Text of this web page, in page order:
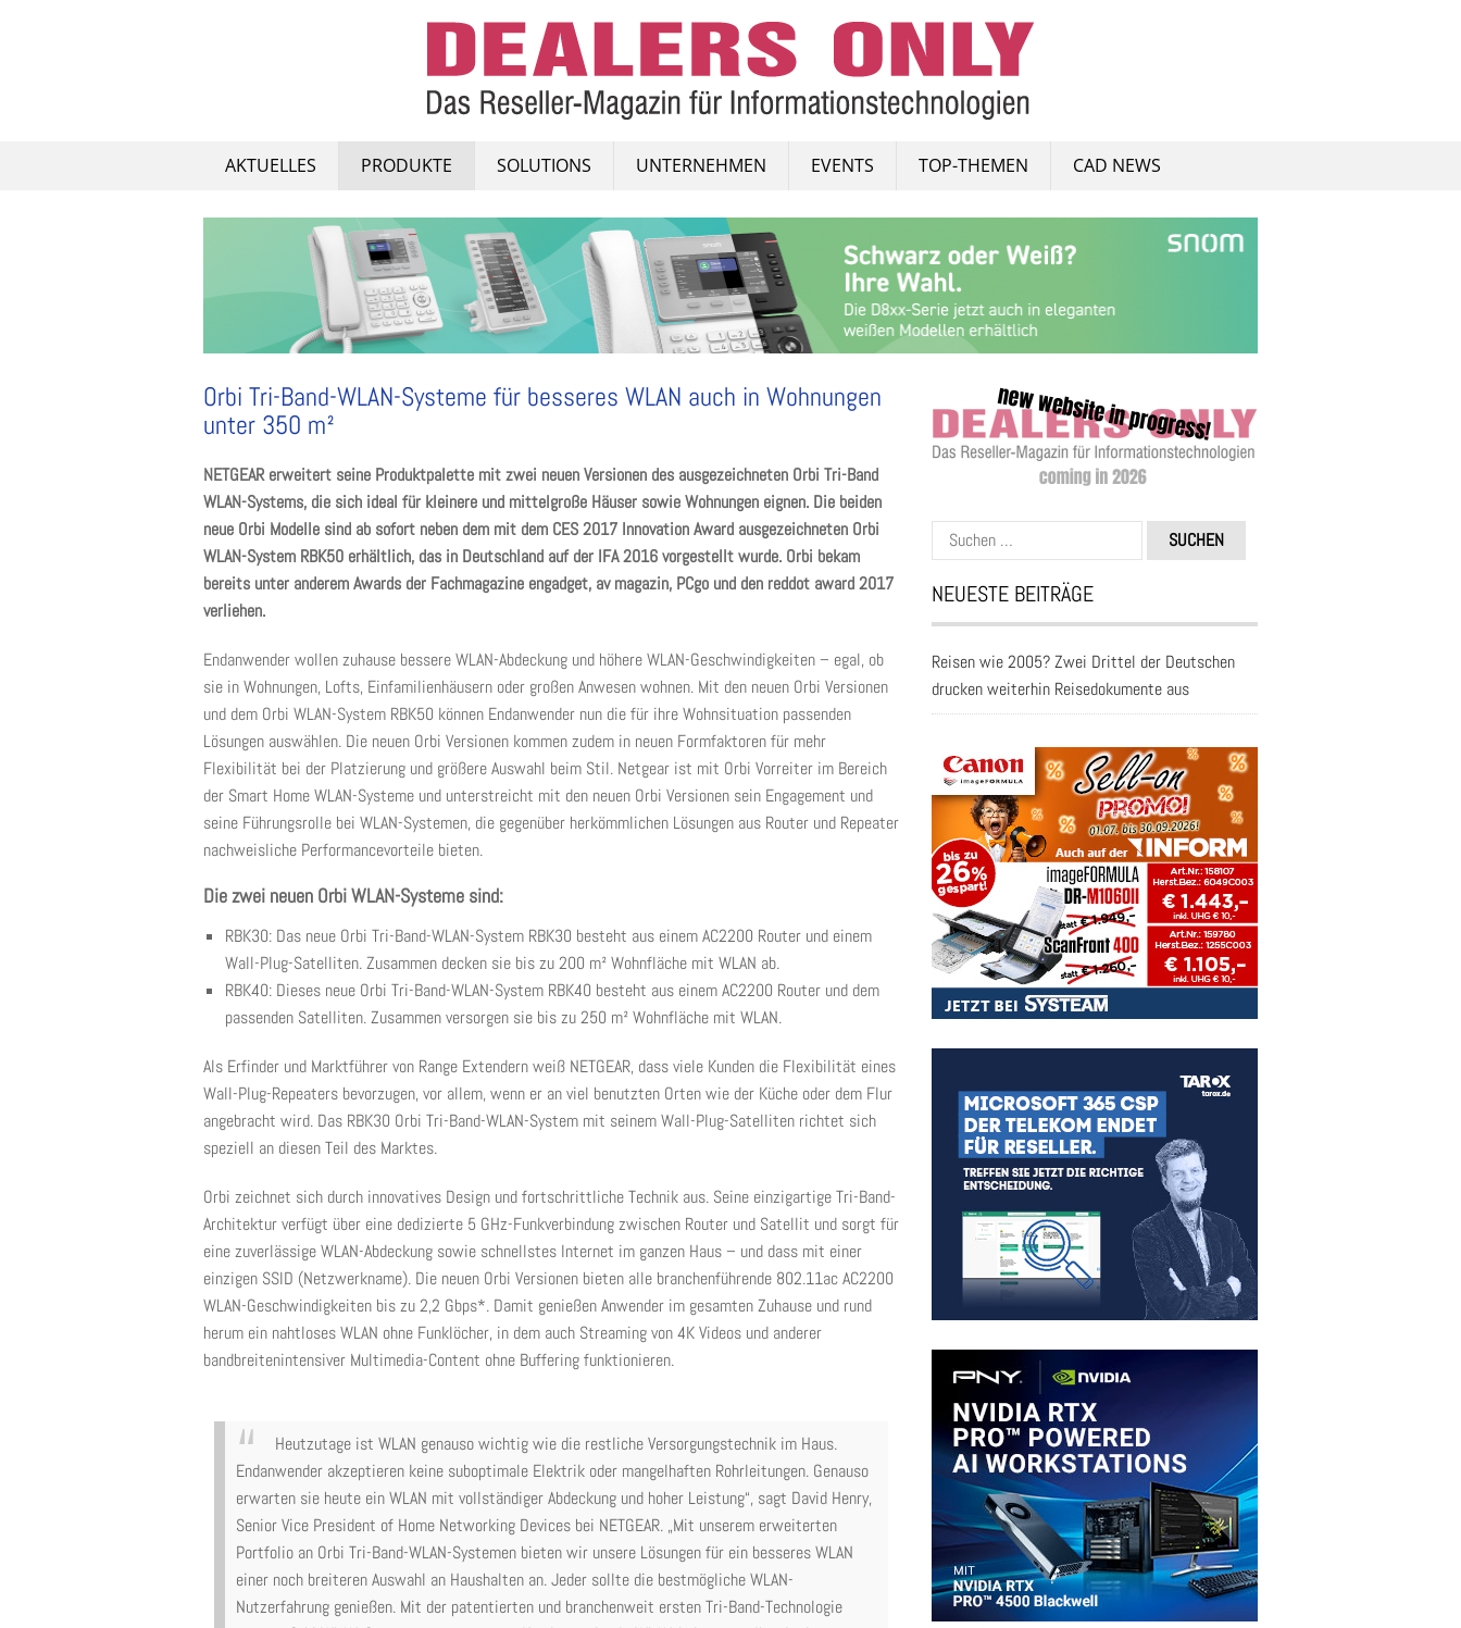
AKTUELLES PRODUKTE SOLUTIONS UNTERNEHMEN EVENTS TOP-THEMEN CAD NEWS
Orbi Tri-Band-WLAN-Systeme für besseres WLAN auch in Wohnungen
unter 350 m²
NETGEAR erweitert seine Produktpalette mit zwei neuen Versionen des ausgezeichneten Orbi Tri-Band
WLAN-Systems, die sich ideal für kleinere und mittelgroße Häuser sowie Wohnungen eignen. Die beiden
neue Orbi Modelle sind ab sofort neben dem mit dem CES 2017 Innovation Award ausgezeichneten Orbi
WLAN-System RBK50 erhältlich, das in Deutschland auf der IFA 2016 vorgestellt wurde. Orbi bekam
bereits unter anderem Awards der Fachmagazine engadget, av magazin, PCgo und den reddot award 2017
verliehen.
Endanwender wollen zuhause bessere WLAN-Abdeckung und höhere WLAN-Geschwindigkeiten – egal, ob
sie in Wohnungen, Lofts, Einfamilienhäusern oder großen Anwesen wohnen. Mit den neuen Orbi Versionen
und dem Orbi WLAN-System RBK50 können Endanwender nun die für ihre Wohnsituation passenden
Lösungen auswählen. Die neuen Orbi Versionen kommen zudem in neuen Formfaktoren für mehr
Flexibilität bei der Platzierung und größere Auswahl beim Stil. Netgear ist mit Orbi Vorreiter im Bereich
der Smart Home WLAN-Systeme und unterstreicht mit den neuen Orbi Versionen sein Engagement und
seine Führungsrolle bei WLAN-Systemen, die gegenüber herkömmlichen Lösungen aus Router und Repeater
nachweisliche Performancevorteile bieten.
Die zwei neuen Orbi WLAN-Systeme sind:
RBK30: Das neue Orbi Tri-Band-WLAN-System RBK30 besteht aus einem AC2200 Router und einem
Wall-Plug-Satelliten. Zusammen decken sie bis zu 200 m² Wohnfläche mit WLAN ab.
RBK40: Dieses neue Orbi Tri-Band-WLAN-System RBK40 besteht aus einem AC2200 Router und dem
passenden Satelliten. Zusammen versorgen sie bis zu 250 m² Wohnfläche mit WLAN.
Als Erfinder und Marktführer von Range Extendern weiß NETGEAR, dass viele Kunden die Flexibilität eines
Wall-Plug-Repeaters bevorzugen, vor allem, wenn er an viel benutzten Orten wie der Küche oder dem Flur
angebracht wird. Das RBK30 Orbi Tri-Band-WLAN-System mit seinem Wall-Plug-Satelliten richtet sich
speziell an diesen Teil des Marktes.
Orbi zeichnet sich durch innovatives Design und fortschrittliche Technik aus. Seine einzigartige Tri-Band-
Architektur verfügt über eine dedizierte 5 GHz-Funkverbindung zwischen Router und Satellit und sorgt für
eine zuverlässige WLAN-Abdeckung sowie schnellstes Internet im ganzen Haus – und dass mit einer
einzigen SSID (Netzwerkname). Die neuen Orbi Versionen bieten alle branchenführende 802.11ac AC2200
WLAN-Geschwindigkeiten bis zu 2,2 Gbps*. Damit genießen Anwender im gesamten Zuhause und rund
herum ein nahtloses WLAN ohne Funklöcher, in dem auch Streaming von 4K Videos und anderer
bandbreitenintensiver Multimedia-Content ohne Buffering funktionieren.
Heutzutage ist WLAN genauso wichtig wie die restliche Versorgungstechnik im Haus.
Endanwender akzeptieren keine suboptimale Elektrik oder mangelhaften Rohrleitungen. Genauso
erwarten sie heute ein WLAN mit vollständiger Abdeckung und hoher Leistung“, sagt David Henry,
Senior Vice President of Home Networking Devices bei NETGEAR. „Mit unserem erweiterten
Portfolio an Orbi Tri-Band-WLAN-Systemen bieten wir unsere Lösungen für ein besseres WLAN
einer noch breiteren Auswahl an Haushalten an. Jeder sollte die bestmögliche WLAN-
Nutzerfahrung genießen. Mit der patentierten und branchenweit ersten Tri-Band-Technologie
Suchen
nach:
NEUESTE BEITRÄGE
Reisen wie 2005? Zwei Drittel der Deutschen
drucken weiterhin Reisedokumente aus